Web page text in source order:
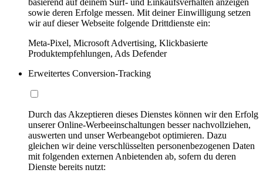
basierend auf deinem Surf- und Einkaufsverhalten anzeigen
sowie deren Erfolge messen. Mit deiner Einwilligung setzen
wir auf dieser Webseite folgende Drittdienste ein:
Meta-Pixel, Microsoft Advertising, Klickbasierte
Produktempfehlungen, Ads Defender
Erweitertes Conversion-Tracking
Durch das Akzeptieren dieses Dienstes können wir den Erfolg
unserer Online-Werbeeinschaltungen besser nachvollziehen,
auswerten und unser Werbeangebot optimieren. Dazu
gleichen wir deine verschlüsselten personenbezogenen Daten
mit folgenden externen Anbietenden ab, sofern du deren
Dienste bereits nutzt: